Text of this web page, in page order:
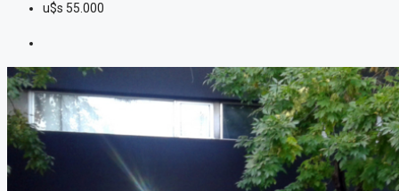
u$s 55.000